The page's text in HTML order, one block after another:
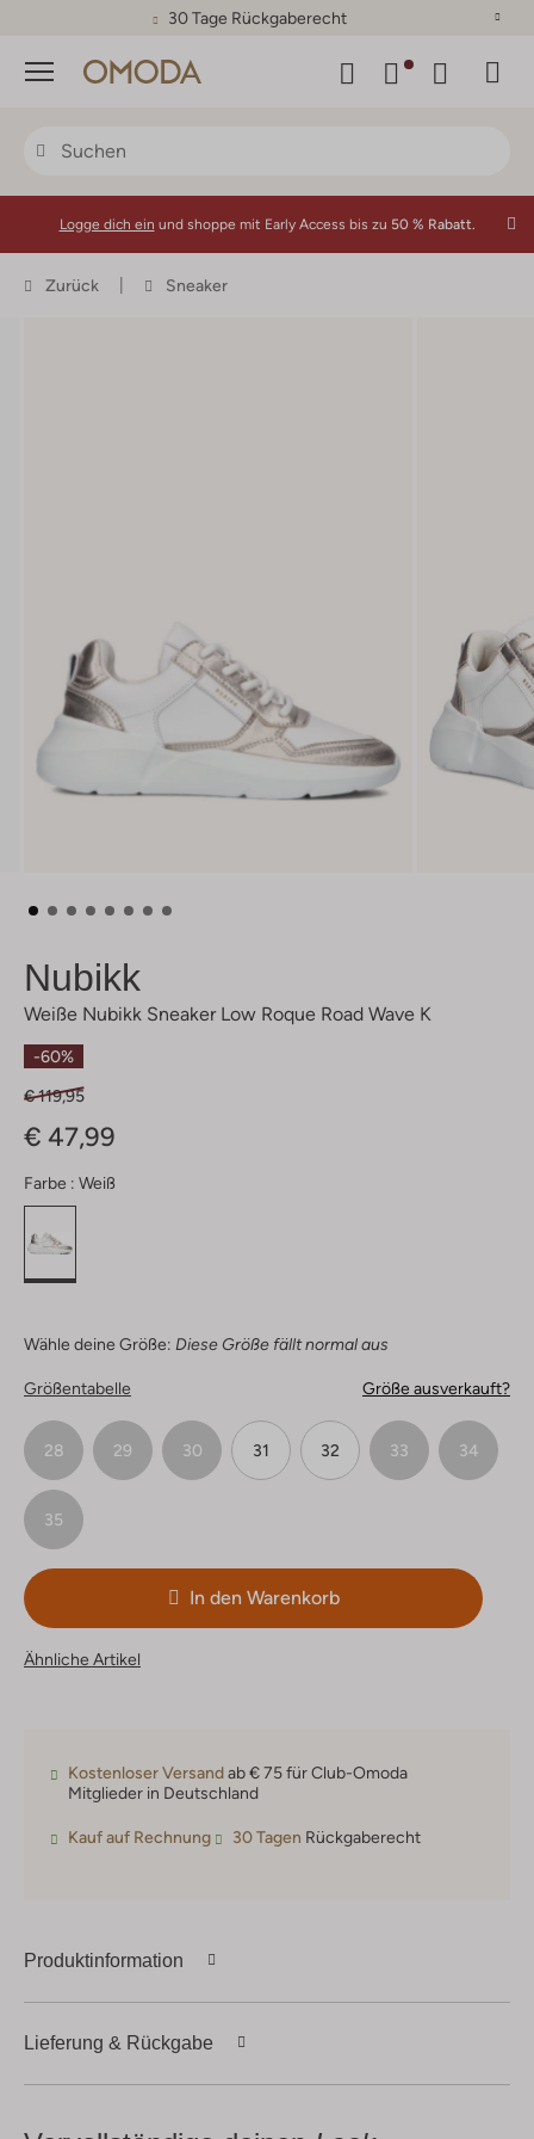
30 Tage Rückgaberecht
Menü
Logge dich ein und shoppe mit Early Access bis zu 50 % Rabatt.
Zurück Sneaker
Nubikk
Weiße Nubikk Sneaker Low Roque Road Wave K
-60%
€ 119,95
€ 47,99
Farbe : Weiß
Wähle deine Größe: Diese Größe fällt normal aus
Größentabelle Größe ausverkauft?
28 29 30 31 32 33 34
35
In den Warenkorb
Ähnliche Artikel
Kostenloser Versandab € 75 für Club-Omoda
Mitglieder in Deutschland
Kauf auf Rechnung 30 Tagen Rückgaberecht
Produktinformation
Lieferung & Rückgabe